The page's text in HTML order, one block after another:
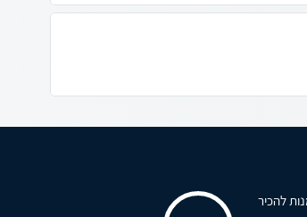
להכיר